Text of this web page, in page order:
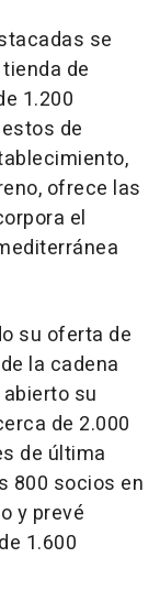
se
de
1.200
de
ofrece las
el
su oferta de
la cadena
su
de 2.000
de última
800 socios en
y prevé
1.600